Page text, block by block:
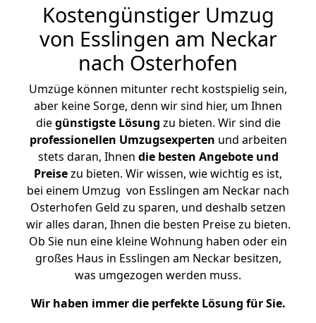
Kostengünstiger Umzug
von Esslingen am Neckar
nach Osterhofen
Umzüge können mitunter recht kostspielig sein,
aber keine Sorge, denn wir sind hier, um Ihnen
diegünstigste Lösung zu bieten. Wir sind die
professionellen Umzugsexperten und arbeiten
stets daran, Ihnen die besten Angebote und
Preisezu bieten. Wir wissen, wie wichtig es ist,
bei einem Umzug von Esslingen am Neckar nach
Osterhofen Geld zu sparen, und deshalb setzen
wir alles daran, Ihnen die besten Preise zu bieten.
Ob Sie nun eine kleine Wohnung haben oder ein
großes Haus in Esslingen am Neckar besitzen,
was umgezogen werden muss.
Wir haben immer die perfekte Lösung für Sie.